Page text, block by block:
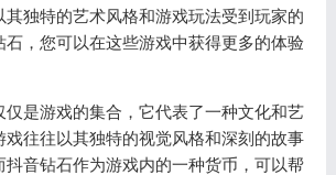
其独特的艺术风格和游戏玩法受到玩家的
石，您可以在这些游戏中获得更多的体验
仅是游戏的集合，它代表了一种文化和艺
戏往往以其独特的视觉风格和深刻的故事
抖音钻石作为游戏内的一种货币，可以帮